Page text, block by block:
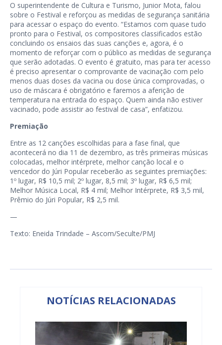
O superintendente de Cultura e Turismo, Junior Mota, falou
sobre o Festival e reforçou as medidas de segurança sanitária
para acessar o espaço do evento. “Estamos com quase tudo
pronto para o Festival, os compositores classificados estão
concluindo os ensaios das suas canções e, agora, é o
momento de reforçar com o público as medidas de segurança
que serão adotadas. O evento é gratuito, mas para ter acesso
é preciso apresentar o comprovante de vacinação com pelo
menos duas doses da vacina ou dose única comprovadas, o
uso de máscara é obrigatório e faremos a aferição de
temperatura na entrada do espaço. Quem ainda não estiver
vacinado, pode assistir ao festival de casa”, enfatizou.
Premiação
Entre as 12 canções escolhidas para a fase final, que
acontecerá no dia 11 de dezembro, as três primeiras músicas
colocadas, melhor intérprete, melhor canção local e o
vencedor do Júri Popular receberão as seguintes premiações:
1º lugar, R$ 10,5 mil; 2º lugar, 8,5 mil; 3º lugar, R$ 6,5 mil;
Melhor Música Local, R$ 4 mil; Melhor Intérprete, R$ 3,5 mil,
Prêmio do Júri Popular, R$ 2,5 mil.
—
Texto: Eneida Trindade – Ascom/Seculte/PMJ
NOTÍCIAS RELACIONADAS